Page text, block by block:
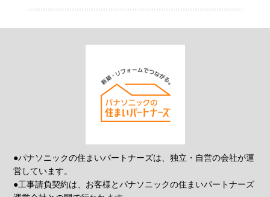
●パナソニックの住まいパートナーズは、独立・自営の会社が運
営しています。
●工事請負契約は、お客様とパナソニックの住まいパートナーズ